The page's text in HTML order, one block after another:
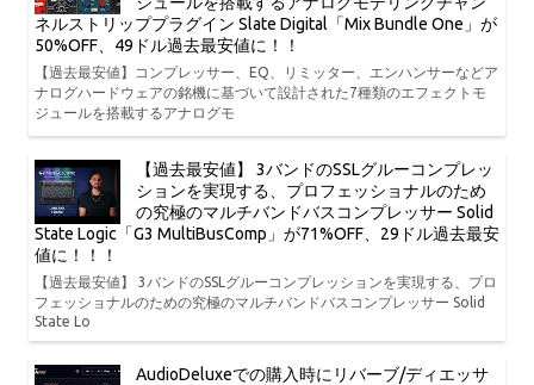
ネルストリッププラグイン Slate Digital「Mix Bundle One」が
50%OFF、49ドル過去最安値に！！
【過去最安値】コンプレッサー、EQ、リミッター、エンハンサーなどア
ナログハードウェアの銘機に基づいて設計された7種類のエフェクトモ
ジュールを搭載するアナログモ
【過去最安値】 3バンドのSSLグルーコンプレッ
ションを実現する、プロフェッショナルのため
の究極のマルチバンドバスコンプレッサー Solid
State Logic「G3 MultiBusComp」が71%OFF、29ドル過去最安
値に！！！
【過去最安値】 3バンドのSSLグルーコンプレッションを実現する、プロ
フェッショナルのための究極のマルチバンドバスコンプレッサー Solid
State Lo
AudioDeluxeでの購入時にリバーブ/ディエッサ